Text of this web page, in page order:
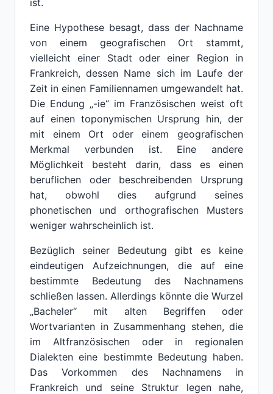
ist.
Eine Hypothese besagt, dass der Nachname
von einem geografischen Ort stammt,
vielleicht einer Stadt oder einer Region in
Frankreich, dessen Name sich im Laufe der
Zeit in einen Familiennamen umgewandelt hat.
Die Endung „-ie“ im Französischen weist oft
auf einen toponymischen Ursprung hin, der
mit einem Ort oder einem geografischen
Merkmal verbunden ist. Eine andere
Möglichkeit besteht darin, dass es einen
beruflichen oder beschreibenden Ursprung
hat, obwohl dies aufgrund seines
phonetischen und orthografischen Musters
weniger wahrscheinlich ist.
Bezüglich seiner Bedeutung gibt es keine
eindeutigen Aufzeichnungen, die auf eine
bestimmte Bedeutung des Nachnamens
schließen lassen. Allerdings könnte die Wurzel
„Bacheler“ mit alten Begriffen oder
Wortvarianten in Zusammenhang stehen, die
im Altfranzösischen oder in regionalen
Dialekten eine bestimmte Bedeutung haben.
Das Vorkommen des Nachnamens in
Frankreich und seine Struktur legen nahe,